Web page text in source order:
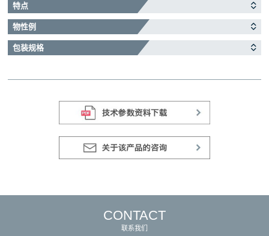
特点
物性例
包装规格
CONTACT
联系我们